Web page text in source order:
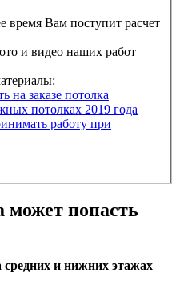
время Вам поступит расчет
и видео наших работ
на заказе потолка
потолках 2019 года
работу при
может попасть
и нижних этажах